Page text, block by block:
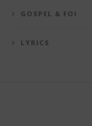
GOSPEL & FOI
LYRICS